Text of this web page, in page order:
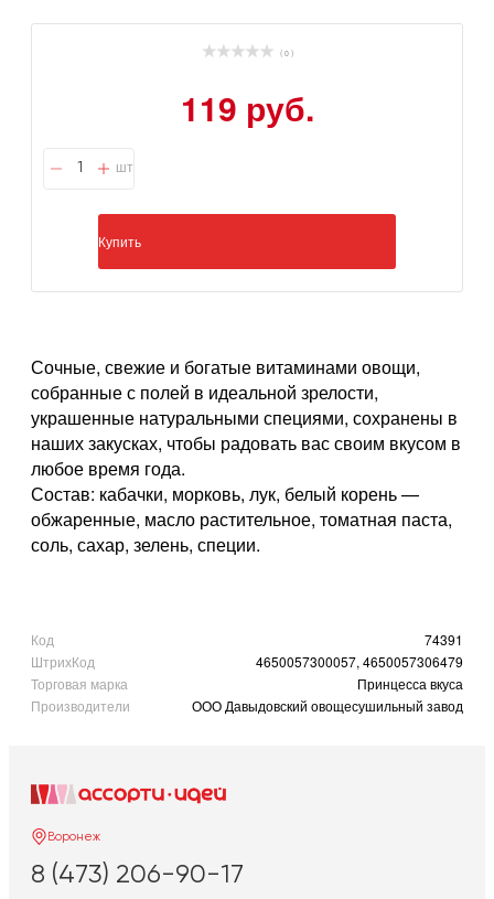
( 0 )
119 руб.
шт
Купить
Сочные, свежие и богатые витаминами овощи,
собранные с полей в идеальной зрелости,
украшенные натуральными специями, сохранены в
наших закусках, чтобы радовать вас своим вкусом в
любое время года.
Состав: кабачки, морковь, лук, белый корень —
обжаренные, масло растительное, томатная паста,
соль, сахар, зелень, специи.
Код
74391
ШтрихКод
4650057300057, 4650057306479
Торговая марка
Принцесса вкуса
Производители
ООО Давыдовский овощесушильный завод
Воронеж
8 (473) 206-90-17